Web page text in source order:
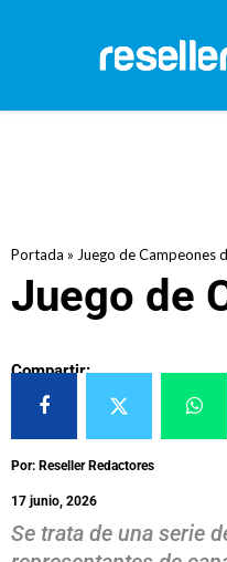
Portada » Juego de Campeones
Juego de
Compartir:
Por: Reseller Redactores
17 junio, 2026
Se trata de una serie